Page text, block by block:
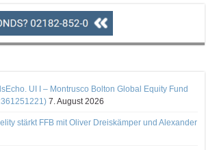
UI I – Montrusco Bolton Global Equity Fund
7. August 2026
stärkt FFB mit Oliver Dreiskämper und Alexander